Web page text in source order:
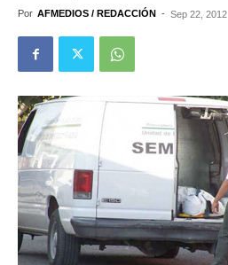
Por AFMEDIOS / REDACCIÓN - Sep 22, 2012